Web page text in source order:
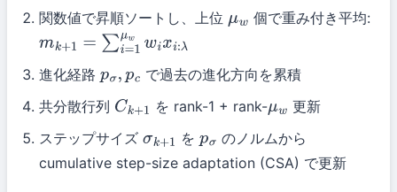
関数値で昇順ソートし、上位 μw 個で重み付き平均:
mk+1=∑i =1μww ixi:λ
進化経路 pσ,pc で過去の進化方向を累積
共分散行列 Ck+1 を rank-1 + rank-μw 更新
ステップサイズ σk+1 をpσ のノルムから
cumulative step-size adaptation (CSA) で更新